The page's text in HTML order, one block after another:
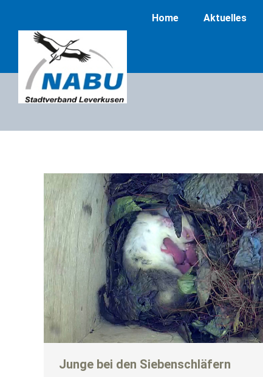
Home Aktuelles
Junge bei den Siebenschläfern